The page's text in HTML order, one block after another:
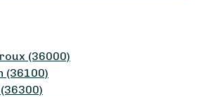
(36000)
(36100)